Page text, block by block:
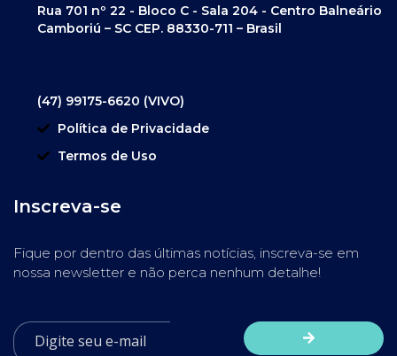
Rua 701 nº 22 - Bloco C - Sala 204 - Centro Balneário
Camboriú – SC CEP. 88330-711 – Brasil
(47) 99175-6620 (VIVO)
Política de Privacidade
Termos de Uso
Inscreva-se
Fique por dentro das últimas notícias, inscreva-se em
nossa newsletter e não perca nenhum detalhe!